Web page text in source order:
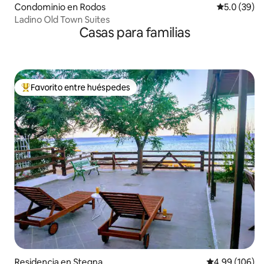
Condominio en Rodos Calificación
5.0 (39)
Ladino Old Town Suites
Casas para familias
De los mejores en Favorito entre huéspedes
Favorito entre huéspedes